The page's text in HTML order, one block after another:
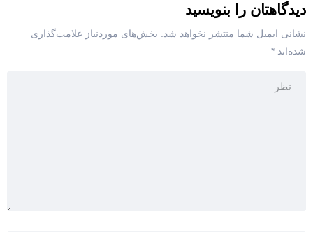
دیدگاهتان را بنویسید
نشانی ایمیل شما منتشر نخواهد شد.
بخش‌های موردنیاز علامت‌گذاری
شده‌اند *